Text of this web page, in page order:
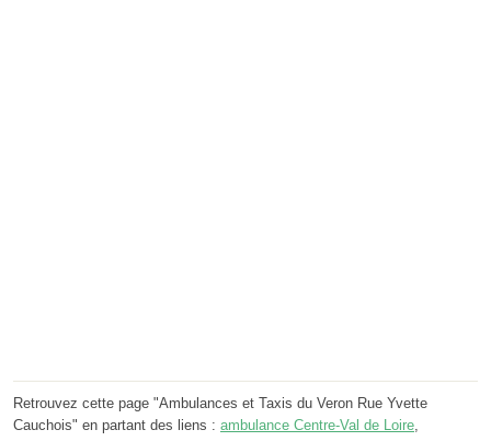
Retrouvez cette page "Ambulances et Taxis du Veron Rue Yvette
Cauchois" en partant des liens : ambulance Centre-Val de Loire